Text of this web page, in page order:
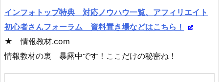
インフォトップ特典 対応ノウハウ一覧、アフィリエイト
初心者さんフォーラム 資料置き場などはこちら！
★ 情報教材.com
情報教材の裏 暴露中です！ここだけの秘密ね！